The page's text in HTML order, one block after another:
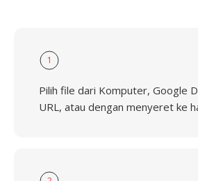
1
Pilih file dari Komputer, Google
URL, atau dengan menyeret ke